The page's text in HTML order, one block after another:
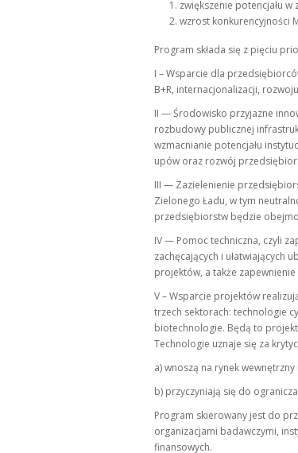
zwiększenie potencjału
wzrost konkurencyjności
Program składa się z pięciu
I – Wsparcie dla
B+R, internacjonalizacji,
II — Środowisko przyjazne
rozbudowy publicznej
wzmacnianie potencjału
upów oraz rozwój
III — Zazielenienie
Zielonego Ładu, w tym
przedsiębiorstw będzie
IV — Pomoc techniczna, czyli
zachęcających i ułatwiających
projektów, a także
V – Wsparcie projektów
trzech sektorach: technologie
biotechnologie. Będą to
Technologie uznaje się za
a) wnoszą na rynek
b) przyczyniają się do
Program skierowany jest do
organizacjami badawczymi,
finansowych.